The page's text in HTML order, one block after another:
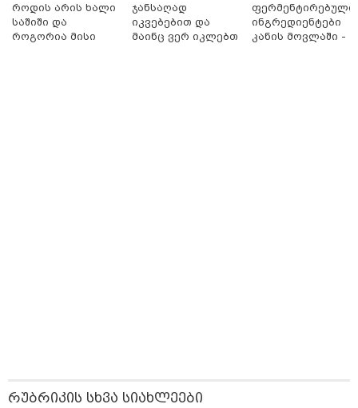
ტარიელ კაკაბაძე
როდის არის ხალი
საშიში და
როგორია მისი
ჯანსაღად
იკვებებით და
მაინც ვერ იკლებთ
ფერმენტირებული
ინგრედიენტები
კანის მოვლაში -
რუბრიკის სხვა სიახლეები